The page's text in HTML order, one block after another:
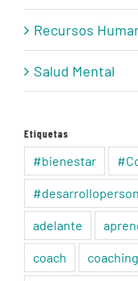
Recursos
Salud Mental
Etiquetas
#bienestar
adelante
coach coaching